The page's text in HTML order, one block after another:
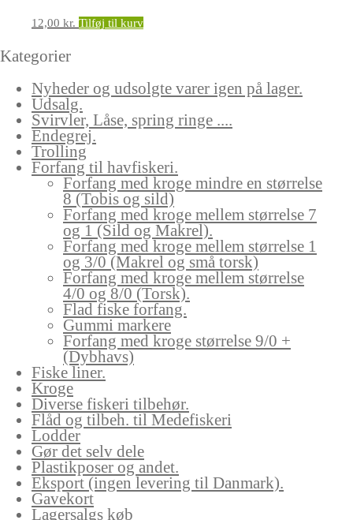
12,00 kr. Tilføj til kurv
Kategorier
Nyheder og udsolgte varer igen på lager.
Udsalg.
Svirvler, Låse, spring ringe ....
Endegrej.
Trolling
Forfang til havfiskeri.
Forfang med kroge mindre en størrelse
8 (Tobis og sild)
Forfang med kroge mellem størrelse 7
og 1 (Sild og Makrel).
Forfang med kroge mellem størrelse 1
og 3/0 (Makrel og små torsk)
Forfang med kroge mellem størrelse
4/0 og 8/0 (Torsk).
Flad fiske forfang.
Gummi markere
Forfang med kroge størrelse 9/0 +
(Dybhavs)
Fiske liner.
Kroge
Diverse fiskeri tilbehør.
Flåd og tilbeh. til Medefiskeri
Lodder
Gør det selv dele
Plastikposer og andet.
Eksport (ingen levering til Danmark).
Gavekort
Lagersalgs køb